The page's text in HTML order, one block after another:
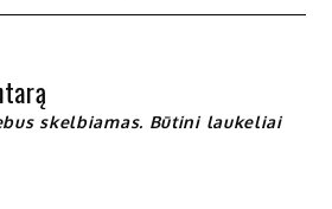
skelbiamas. Būtini laukeliai